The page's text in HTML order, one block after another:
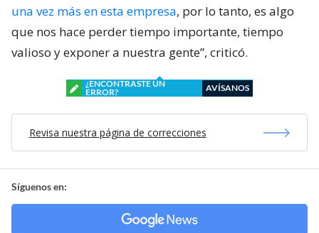
una vez más en esta empresa, por lo tanto, es algo
que nos hace perder tiempo importante, tiempo
valioso y exponer a nuestra gente”, criticó.
¿ENCONTRASTE UN
ERROR?
AVÍSANOS
Revisa nuestra página de correcciones
Síguenos en: